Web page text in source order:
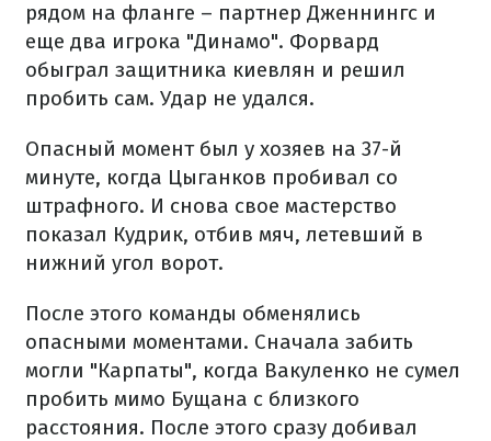
рядом на фланге – партнер Дженнингс и
еще два игрока "Динамо". Форвард
обыграл защитника киевлян и решил
пробить сам. Удар не удался.
Опасный момент был у хозяев на 37-й
минуте, когда Цыганков пробивал со
штрафного. И снова свое мастерство
показал Кудрик, отбив мяч, летевший в
нижний угол ворот.
После этого команды обменялись
опасными моментами. Сначала забить
могли "Карпаты", когда Вакуленко не сумел
пробить мимо Бущана с близкого
расстояния. После этого сразу добивал